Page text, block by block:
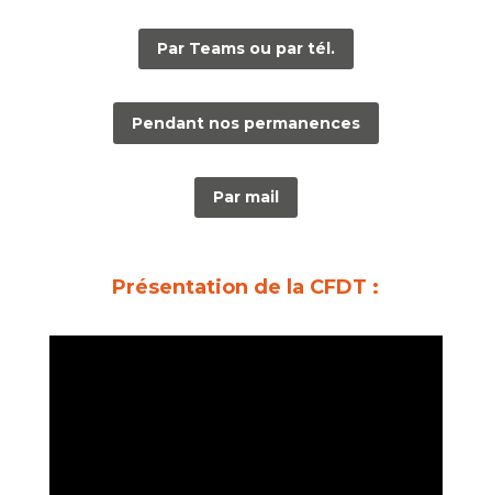
Par Teams ou par tél.
Pendant nos permanences
Par mail
Présentation de la CFDT :